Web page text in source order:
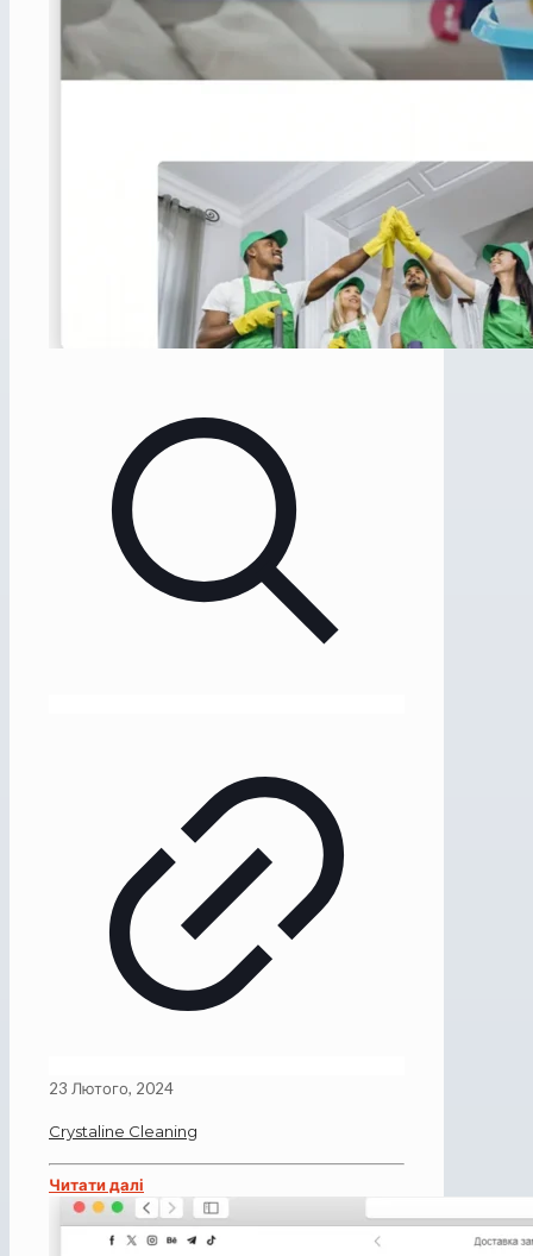
23 Лютого, 2024
Crystaline Cleaning
Читати далі